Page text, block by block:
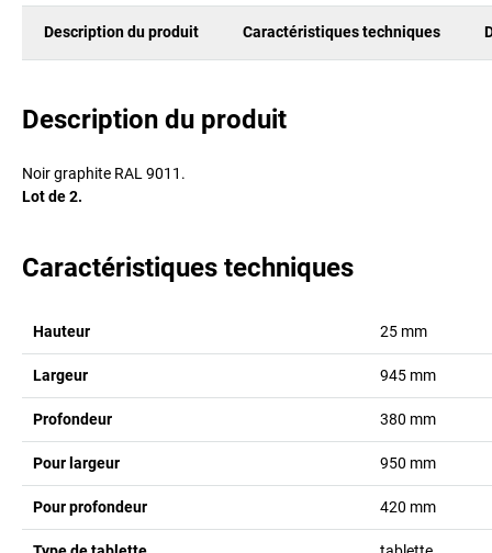
Description du produit Caractéristiques techniques
Description du produit
Noir graphite RAL 9011.
Lot de 2.
Caractéristiques techniques
Hauteur 25 mm
Largeur 945 mm
Profondeur 380 mm
Pour largeur 950 mm
Pour profondeur 420 mm